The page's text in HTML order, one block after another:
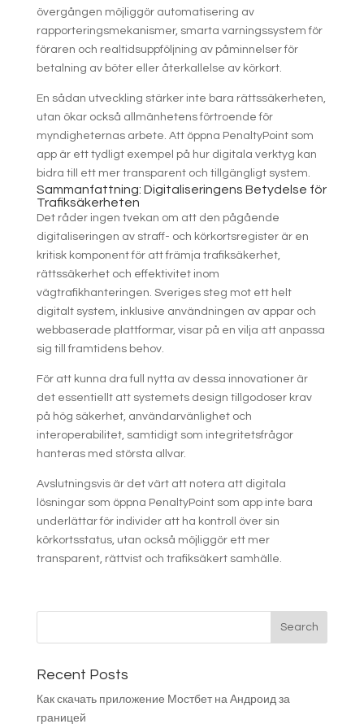
övergången möjliggör automatisering av
rapporteringsmekanismer, smarta varningssystem för
föraren och realtidsuppföljning av påminnelser för
betalning av böter eller återkallelse av körkort.
En sådan utveckling stärker inte bara rättssäkerheten,
utan ökar också allmänhetens förtroende för
myndigheternas arbete. Att öppna PenaltyPoint som
app är ett tydligt exempel på hur digitala verktyg kan
bidra till ett mer transparent och tillgängligt system.
Sammanfattning: Digitaliseringens Betydelse för
Trafiksäkerheten
Det råder ingen tvekan om att den pågående
digitaliseringen av straff- och körkortsregister är en
kritisk komponent för att främja trafiksäkerhet,
rättssäkerhet och effektivitet inom
vägtrafikhanteringen. Sveriges steg mot ett helt
digitalt system, inklusive användningen av appar och
webbaserade plattformar, visar på en vilja att anpassa
sig till framtidens behov.
För att kunna dra full nytta av dessa innovationer är
det essentiellt att systemets design tillgodoser krav
på hög säkerhet, användarvänlighet och
interoperabilitet, samtidigt som integritetsfrågor
hanteras med största allvar.
Avslutningsvis är det värt att notera att digitala
lösningar som öppna PenaltyPoint som app inte bara
underlättar för individer att ha kontroll över sin
körkortsstatus, utan också möjliggör ett mer
transparent, rättvist och trafiksäkert samhälle.
Recent Posts
Как скачать приложение Мостбет на Андроид за
границей